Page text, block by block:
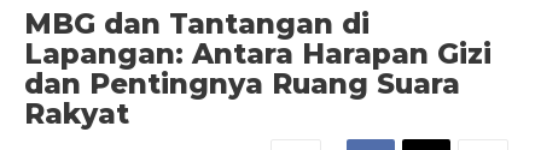
MBG dan Tantangan di
Lapangan: Antara Harapan Gizi
dan Pentingnya Ruang Suara
Rakyat